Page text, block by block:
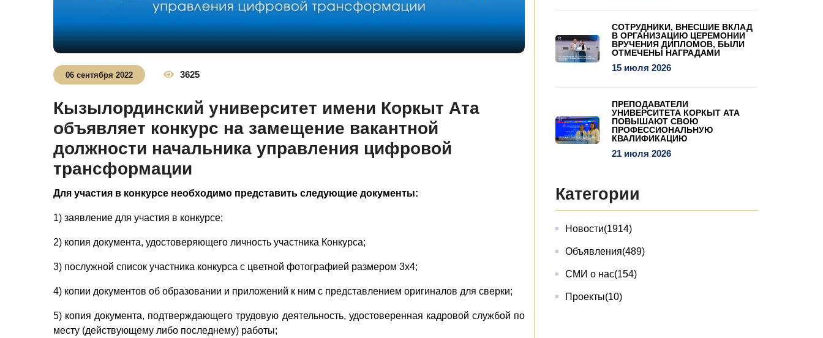
06 сентября 2022 3625
Кызылординский университет имени Коркыт Ата
объявляет конкурс на замещение вакантной
должности начальника управления цифровой
трансформации
Для участия в конкурсе необходимо представить следующие документы:
1) заявление для участия в конкурсе;
2) копия документа, удостоверяющего личность участника Конкурса;
3) послужной список участника конкурса с цветной фотографией размером 3х4;
4) копии документов об образовании и приложений к ним с представлением оригиналов для сверки;
5) копия документа, подтверждающего трудовую деятельность, удостоверенная кадровой службой по
месту (действующему либо последнему) работы;
СОТРУДНИКИ, ВНЕСШИЕ ВКЛАД
В ОРГАНИЗАЦИЮ ЦЕРЕМОНИИ
ВРУЧЕНИЯ ДИПЛОМОВ, БЫЛИ
ОТМЕЧЕНЫ НАГРАДАМИ
15 июля 2026
ПРЕПОДАВАТЕЛИ
УНИВЕРСИТЕТА КОРКЫТ АТА
ПОВЫШАЮТ СВОЮ
ПРОФЕССИОНАЛЬНУЮ
КВАЛИФИКАЦИЮ
21 июля 2026
Категории
Новости(1914)
Объявления(489)
СМИ о нас(154)
Проекты(10)